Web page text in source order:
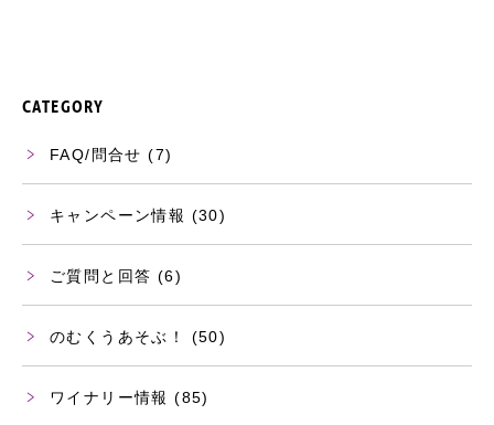
CATEGORY
FAQ/問合せ (7)
キャンペーン情報 (30)
ご質問と回答 (6)
のむくうあそぶ！ (50)
ワイナリー情報 (85)